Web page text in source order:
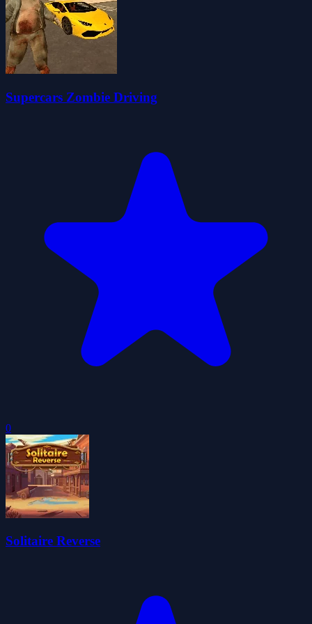
Supercars Zombie Driving
0
Solitaire Reverse